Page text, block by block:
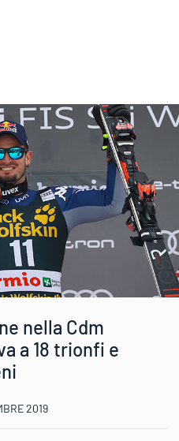
nella Cdm
a 18 trionfi e
2019